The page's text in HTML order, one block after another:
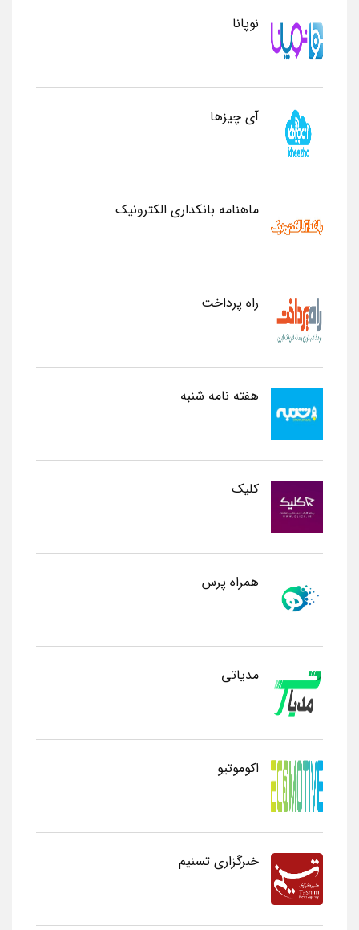
نوپانا
آی چیزها
ماهنامه بانکداری الکترونیک
راه پرداخت
هفته نامه شنبه
کلیک
همراه پرس
مدیاتی
اکوموتیو
خبرگزاری تسنیم